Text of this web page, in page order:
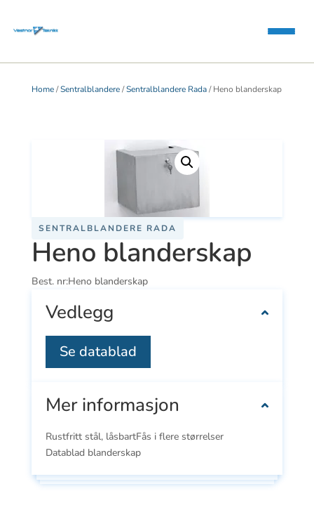
Home/Sentralblandere/Sentralblandere Rada/ Heno blanderskap
SENTRALBLANDERE RADA
Heno blanderskap
Best. nr:Heno blanderskap
Vedlegg
Se datablad
Mer informasjon
Rustfritt stål, låsbartFås i flere størrelser
Datablad blanderskap